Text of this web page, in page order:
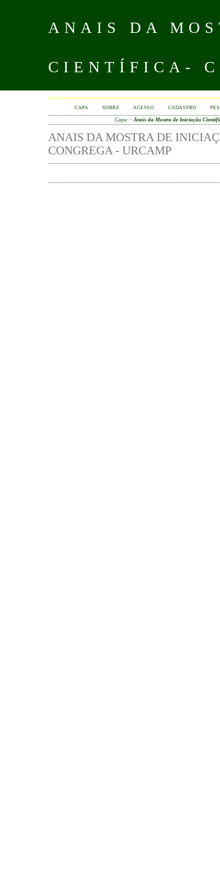
ANAIS DA
CIENTÍFICA-
CAPA SOBRE ACESSO CADASTRO
Capa > Anais da Mostra de Iniciação
ANAIS DA MOSTRA DE
CONGREGA - URCAMP